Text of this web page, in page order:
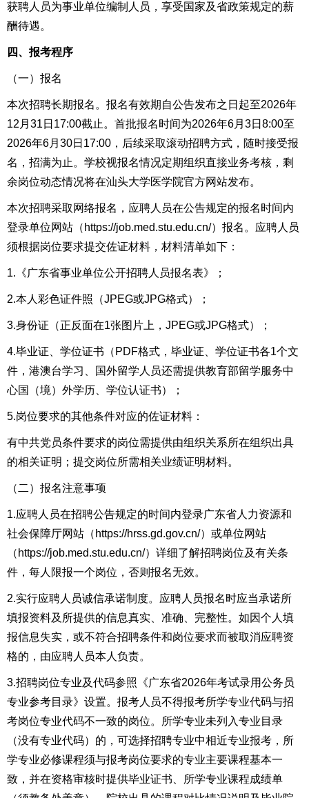
获聘人员为事业单位编制人员，享受国家及省政策规定的薪
酬待遇。
四、报考程序
（一）报名
本次招聘长期报名。报名有效期自公告发布之日起至2026年
12月31日17:00截止。首批报名时间为2026年6月3日8:00至
2026年6月30日17:00，后续采取滚动招聘方式，随时接受报
名，招满为止。学校视报名情况定期组织直接业务考核，剩
余岗位动态情况将在汕头大学医学院官方网站发布。
本次招聘采取网络报名，应聘人员在公告规定的报名时间内
登录单位网站（ https://job.med.stu.edu.cn/）报名。应聘人员
须根据岗位要求提交佐证材料，材料清单如下：
1.《广东省事业单位公开招聘人员报名表》；
2.本人彩色证件照（JPEG或JPG格式）；
3.身份证（正反面在1张图片上，JPEG或JPG格式）；
4.毕业证、学位证书（PDF格式，毕业证、学位证书各1个文
件，港澳台学习、国外留学人员还需提供教育部留学服务中
心国（境）外学历、学位认证书）；
5.岗位要求的其他条件对应的佐证材料：
有中共党员条件要求的岗位需提供由组织关系所在组织出具
的相关证明；提交岗位所需相关业绩证明材料。
（二）报名注意事项
1.应聘人员在招聘公告规定的时间内登录广东省人力资源和
社会保障厅网站（https://hrss.gd.gov.cn/）或单位网站
（https://job.med.stu.edu.cn/）详细了解招聘岗位及有关条
件，每人限报一个岗位，否则报名无效。
2.实行应聘人员诚信承诺制度。应聘人员报名时应当承诺所
填报资料及所提供的信息真实、准确、完整性。如因个人填
报信息失实，或不符合招聘条件和岗位要求而被取消应聘资
格的，由应聘人员本人负责。
3.招聘岗位专业及代码参照《广东省2026年考试录用公务员
专业参考目录》设置。报考人员不得报考所学专业代码与招
考岗位专业代码不一致的岗位。所学专业未列入专业目录
（没有专业代码）的，可选择招聘专业中相近专业报考，所
学专业必修课程须与报考岗位要求的专业主要课程基本一
致，并在资格审核时提供毕业证书、所学专业课程成绩单